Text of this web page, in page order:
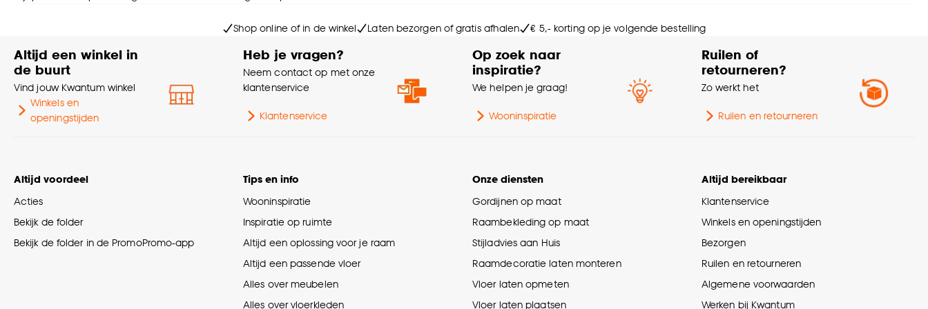
ondertapijt
Poolhoogte Laagpolig
Shop online of in de winkel Laten bezorgen of gratis afhalen € 5,- korting op je volgende bestelling
Altijd een winkel in
de buurt
Vind jouw Kwantum winkel
Winkels en
openingstijden
Heb je vragen?
Neem contact op met onze
klantenservice
Klantenservice
Op zoek naar
inspiratie?
We helpen je graag!
Wooninspiratie
Ruilen of
retourneren?
Zo werkt het
Ruilen en retourneren
Altijd voordeel
Acties
Bekijk de folder
Bekijk de folder in de PromoPromo-app
Tips en info
Wooninspiratie
Inspiratie op ruimte
Altijd een oplossing voor je raam
Altijd een passende vloer
Alles over meubelen
Alles over vloerkleden
Onze diensten
Gordijnen op maat
Raambekleding op maat
Stijladvies aan Huis
Raamdecoratie laten monteren
Vloer laten opmeten
Vloer laten plaatsen
Altijd bereikbaar
Klantenservice
Winkels en openingstijden
Bezorgen
Ruilen en retourneren
Algemene voorwaarden
Werken bij Kwantum